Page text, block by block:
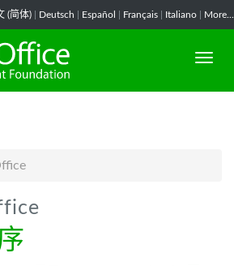
(简体) Deutsch Español Français Italiano More...